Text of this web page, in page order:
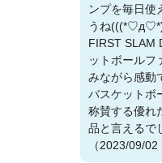
ンプを毎日使
うね
FIRST SLAM
ットボールフ
みながら感動
バスケットボ
称賛する優れ
品と言えるで
（2023/09/02